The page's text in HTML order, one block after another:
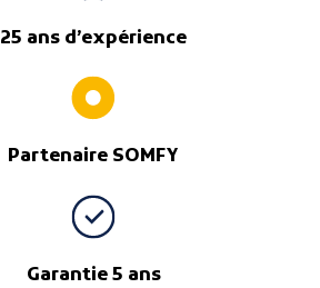
25 ans d’expérience
Partenaire SOMFY
Garantie 5 ans